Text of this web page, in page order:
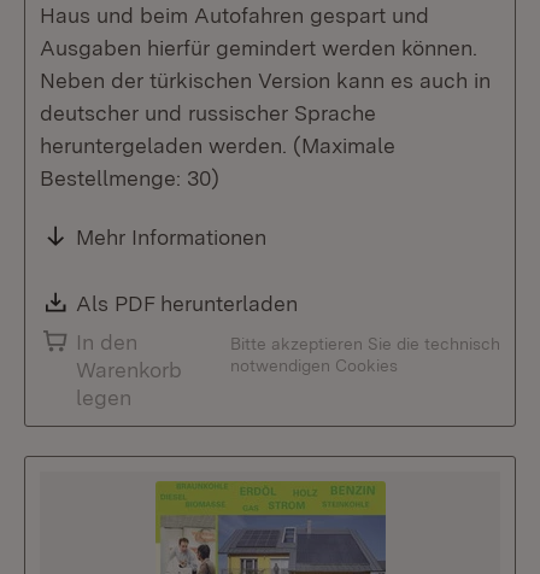
Haus und beim Autofahren gespart und
Ausgaben hierfür gemindert werden können.
Neben der türkischen Version kann es auch in
deutscher und russischer Sprache
heruntergeladen werden. (Maximale
Bestellmenge: 30)
Mehr Informationen
Download:
Als PDF herunterladen
In den
Warenkorb
legen
Bitte akzeptieren Sie die technisch
notwendigen Cookies